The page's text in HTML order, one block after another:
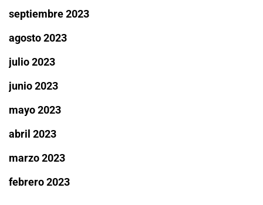
septiembre 2023
agosto 2023
julio 2023
junio 2023
mayo 2023
abril 2023
marzo 2023
febrero 2023